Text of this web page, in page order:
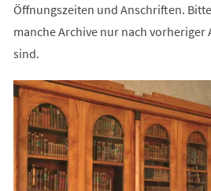
Öffnungszeiten und Anschriften.
manche Archive nur nach vorheriger
sind.